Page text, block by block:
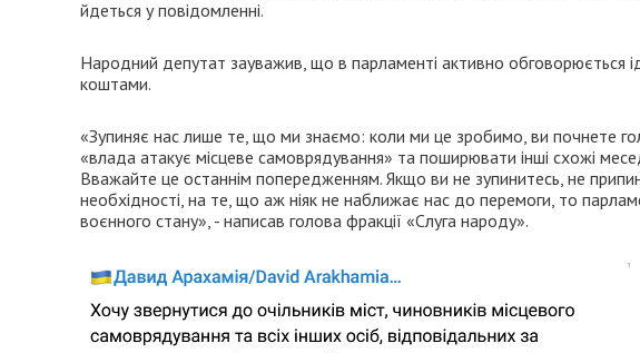
йдеться у повідомленні.
Народний депутат зауважив, що в парламенті активно
коштами.
«Зупиняє нас лише те, що ми знаємо: коли ми це зробимо, ви почнете
«влада атакує місцеве самоврядування» та поширювати інші схожі
Вважайте це останнім попередженням. Якщо ви не зупинитесь, не
необхідності, на те, що аж ніяк не наближає нас до перемоги, то
воєнного стану», - написав голова фракції «Слуга народу».